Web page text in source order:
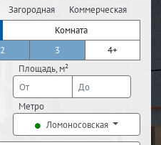
Загородная
недвижимость
Коммерческая
недвижимость
Комната
2 3
4+
Площадь, м²
Метро
Ломоносовская